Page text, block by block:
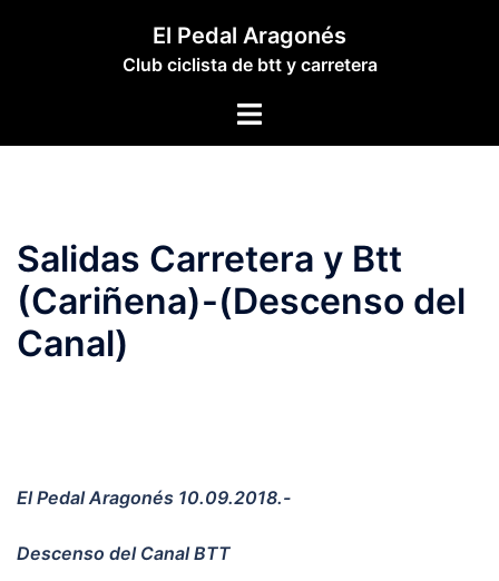
El Pedal Aragonés
Club ciclista de btt y carretera
Alternar
Salidas Carretera y Btt
(Cariñena)-(Descenso del
Canal)
El Pedal Aragonés 10.09.2018.-
Descenso del Canal BTT